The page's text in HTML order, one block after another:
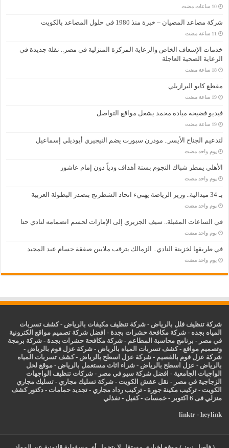
‏10 ساعات مضت
شركة مصاعد المضيان – خبرة منذ 1980 في حلول المصاعد بالكويت
خدمات الإسعاف الخاص والرعاية المركزة المنزلية في مصر.. نقلة جديدة في
الرعاية الصحية العاجلة
‏18 ساعة مضت
مقطع كايو البرازيلي
‏19 ساعة مضت
فيديو فضيحة مياده محمد يشعل مواقع التواصل
‏19 ساعة مضت
لتدعيم الجناح الأيسر.. مودرن سبورت يضم النيجيري أيوديلي إسماعيل
‏يوم واحد مضت
الأهلي يمطر شباك النجوم بستة أهداف ودياً دون إمام عاشور
‏يوم واحد مضت
بـ 34 ميدالية.. وزير الرياضة يهنيء اتحاد الشطرنج بتصدر البطولة العربية
‏يوم واحد مضت
في الساعات المقبلة.. سيف الجزيري إلى الإمارات لحسم انضمامه لنادي حتا
‏يوم واحد مضت
في طريقها لخزينة النادي.. الزمالك يترقب ملايين صفقة حسام عبد المجيد
‏يوم واحد مضت
شركة تنظيف فلل بالرياض -شركة تنظيف مكيفات بالرياض -كشف تسربات
المياه بجده -شركة مكافحة حشرات بجدة - افضل شركة تصميم مواقع الكترونية
في مصر - برنامج محاسبة المطاعم -شركة مكافحة حشرات بجدة -شركة برمجة
وتصميم مواقع -كشف تسربات المياه بالرياض -شركة عزل فوم بالرياض -
شركة عزل فوم بالقصيم -شركة عزل اسطح بالرياض -كشف تسربات المياه
بالرياض - عزل اسطح بالرياض -شراء اثاث مستعمل بالرياض - موقع لحل
الواجبات الجامعية - افضل شركة سيو في مصر -شركات تنظيف الواجهات
الزجاجية في مصر - نقل عفش الكويت -شركة تسليك مجاري -تسليك مجاري
الكويت -تركيب مكينة جورة -تركيب رداد مجاري -تجديد حمامات -دكتور كشف
منزلي فى 6 اكتوبر
-خمسات -كفيل - نفذلي
linktr- heylink